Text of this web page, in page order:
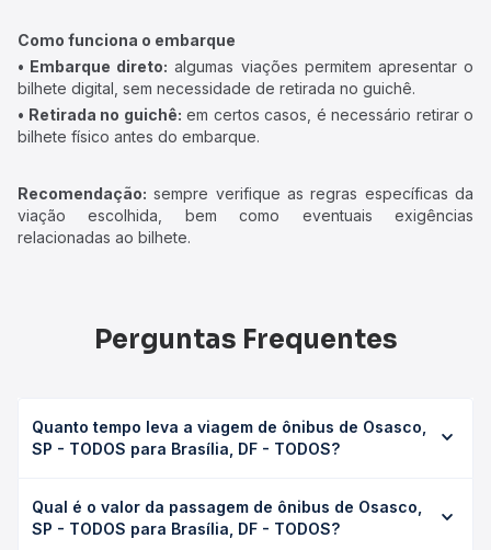
Como funciona o embarque
• Embarque direto: algumas viações permitem apresentar o
bilhete digital, sem necessidade de retirada no guichê.
• Retirada no guichê: em certos casos, é necessário retirar o
bilhete físico antes do embarque.
Recomendação: sempre verifique as regras específicas da
viação escolhida, bem como eventuais exigências
relacionadas ao bilhete.
Perguntas Frequentes
Quanto tempo leva a viagem de ônibus de Osasco,
SP - TODOS para Brasília, DF - TODOS?
DF - TODOS leva em média 19h 5min, podendo variar
conforme a viação, o tipo de serviço (convencional,
Qual é o valor da passagem de ônibus de Osasco,
SP - TODOS para Brasília, DF - TODOS?